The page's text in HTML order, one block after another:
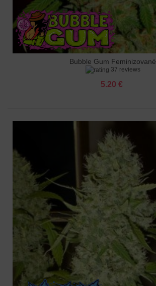
Bubble Gum Feminizované
37 reviews
5.20 €